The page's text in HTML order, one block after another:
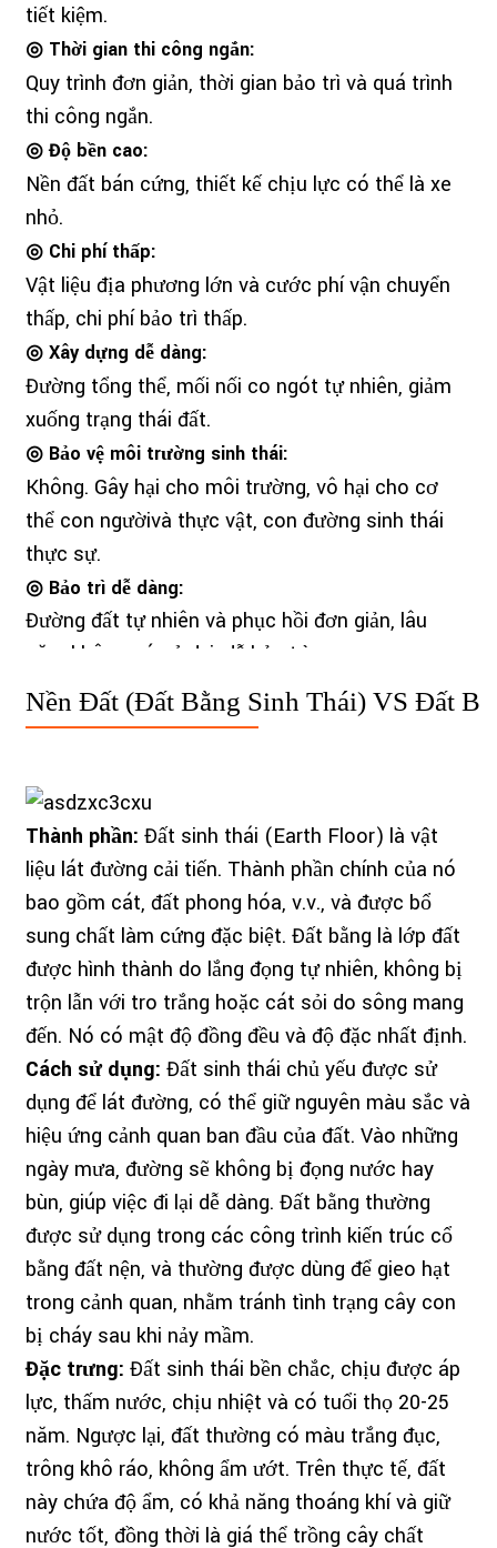
tiết kiệm.
◎ Thời gian thi công ngắn:
Quy trình đơn giản, thời gian bảo trì và quá trình
thi công ngắn.
◎ Độ bền cao:
Nền đất bán cứng, thiết kế chịu lực có thể là xe
nhỏ.
◎ Chi phí thấp:
Vật liệu địa phương lớn và cước phí vận chuyển
thấp, chi phí bảo trì thấp.
◎ Xây dựng dễ dàng:
Đường tổng thể, mối nối co ngót tự nhiên, giảm
xuống trạng thái đất.
◎ Bảo vệ môi trường sinh thái:
Không. Gây hại cho môi trường, vô hại cho cơ
thể con ngườivà thực vật, con đường sinh thái
thực sự.
◎ Bảo trì dễ dàng:
Đường đất tự nhiên và phục hồi đơn giản, lâu
năm không có cỏ dại, dễ bảo trì.
Nền Đất (Đất Bằng Sinh Thái) VS Đất
Thành phần: Đất sinh thái (Earth Floor) là vật
liệu lát đường cải tiến. Thành phần chính của nó
bao gồm cát, đất phong hóa, v.v., và được bổ
sung chất làm cứng đặc biệt. Đất bằng là lớp đất
được hình thành do lắng đọng tự nhiên, không bị
trộn lẫn với tro trắng hoặc cát sỏi do sông mang
đến. Nó có mật độ đồng đều và độ đặc nhất định.
Cách sử dụng: Đất sinh thái chủ yếu được sử
dụng để lát đường, có thể giữ nguyên màu sắc và
hiệu ứng cảnh quan ban đầu của đất. Vào những
ngày mưa, đường sẽ không bị đọng nước hay
bùn, giúp việc đi lại dễ dàng. Đất bằng thường
được sử dụng trong các công trình kiến ​​trúc cổ
bằng đất nện, và thường được dùng để gieo hạt
trong cảnh quan, nhằm tránh tình trạng cây con
bị cháy sau khi nảy mầm.
Đặc trưng: Đất sinh thái bền chắc, chịu được áp
lực, thấm nước, chịu nhiệt và có tuổi thọ 20-25
năm. Ngược lại, đất thường có màu trắng đục,
trông khô ráo, không ẩm ướt. Trên thực tế, đất
này chứa độ ẩm, có khả năng thoáng khí và giữ
nước tốt, đồng thời là giá thể trồng cây chất